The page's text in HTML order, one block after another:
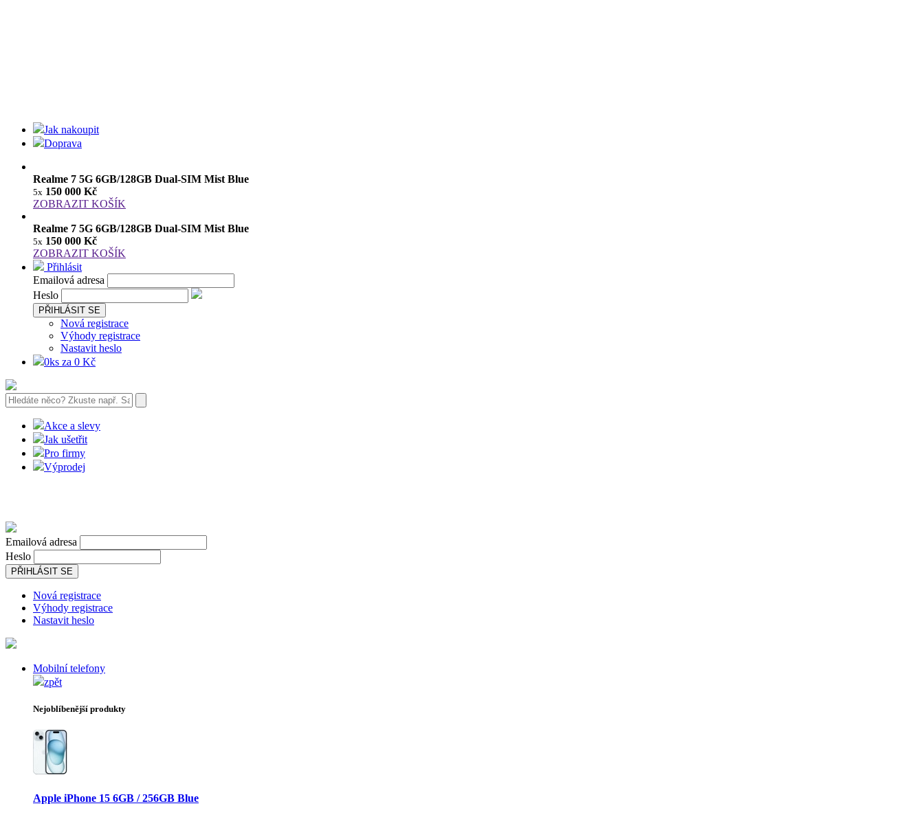
Jak nakoupit
Doprava
Realme 7 5G 6GB/128GB Dual-SIM Mist Blue
5x 150 000 Kč
ZOBRAZIT KOŠÍK
Realme 7 5G 6GB/128GB Dual-SIM Mist Blue
5x 150 000 Kč
ZOBRAZIT KOŠÍK
Přihlásit
Emailová adresa
Heslo
PŘIHLÁSIT SE
Nová registrace
Výhody registrace
Nastavit heslo
0ks za 0 Kč
Akce a slevy
Jak ušetřit
Pro firmy
Výprodej
Emailová adresa
Heslo
PŘIHLÁSIT SE
Nová registrace
Výhody registrace
Nastavit heslo
Mobilní telefony
zpět
Nejoblíbenější produkty
Apple iPhone 15 6GB / 256GB Blue